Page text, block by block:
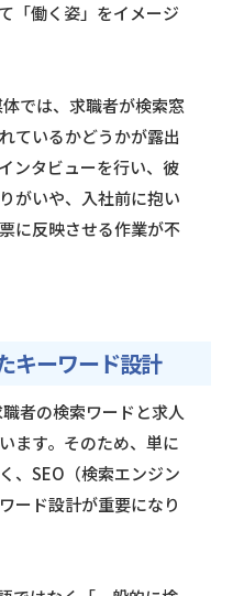
「働く姿」をイメージ
では、求職者が検索窓
ているかどうかが露出
ンタビューを行い、彼
がいや、入社前に抱い
に反映させる作業が不
キーワード設計
者の検索ワードと求人
ます。そのため、単に
、SEO（検索エンジン
ード設計が重要になり